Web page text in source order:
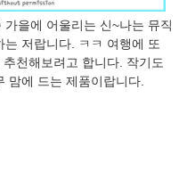
을에 어울리는 신~나는 뮤직
저랍니다. ㅋㅋ 여행에 또
천해보려고 합니다. 작기도
맘에 드는 제품이랍니다.